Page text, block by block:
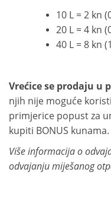
10 L = 2 kn
20 L = 4 kn
40 L = 8 kn
Vrećice se prodaju u
njih nije moguće
primjerice popust za
kupiti BONUS kunama.
Više informacija o
odvajanju miješanog